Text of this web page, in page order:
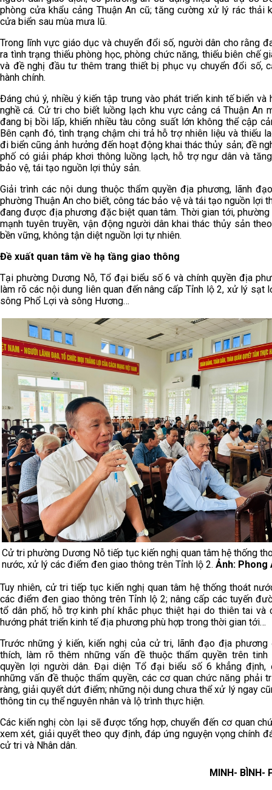
phòng cửa khẩu cảng Thuận An cũ; tăng cường xử lý rác thải
cửa biển sau mùa mưa lũ.
Trong lĩnh vực giáo dục và chuyển đổi số, người dân cho rằng
ra tình trạng thiếu phòng học, phòng chức năng, thiếu biên chế
và đề nghị đầu tư thêm trang thiết bị phục vụ chuyển đổi số,
hành chính.
Đáng chú ý, nhiều ý kiến tập trung vào phát triển kinh tế biển và
nghề cá. Cử tri cho biết luồng lạch khu vực cảng cá Thuận An
đang bị bồi lấp, khiến nhiều tàu công suất lớn không thể cập
Bên cạnh đó, tình trạng chậm chi trả hỗ trợ nhiên liệu và thiếu
đi biển cũng ảnh hưởng đến hoạt động khai thác thủy sản; đề
phố có giải pháp khơi thông luồng lạch, hỗ trợ ngư dân và
bảo vệ, tái tạo nguồn lợi thủy sản.
Giải trình các nội dung thuộc thẩm quyền địa phương, lãnh
phường Thuận An cho biết, công tác bảo vệ và tái tạo nguồn lợi
đang được địa phương đặc biệt quan tâm. Thời gian tới,
mạnh tuyên truyền, vận động người dân khai thác thủy sản
bền vững, không tận diệt nguồn lợi tự nhiên.
Đề xuất quan tâm về hạ tầng giao thông
Tại phường Dương Nỗ, Tổ đại biểu số 6 và chính quyền địa
làm rõ các nội dung liên quan đến nâng cấp Tỉnh lộ 2, xử lý sạt
sông Phổ Lợi và sông Hương…
Cử tri phường Dương Nỗ tiếp tục kiến nghị quan tâm hệ thống
nước, xử lý các điểm đen giao thông trên Tỉnh lộ 2. Ảnh: Phong
Tuy nhiên, cử tri tiếp tục kiến nghị quan tâm hệ thống thoát
các điểm đen giao thông trên Tỉnh lộ 2; nâng cấp các tuyến
tổ dân phố; hỗ trợ kinh phí khắc phục thiệt hại do thiên tai và
hướng phát triển kinh tế địa phương phù hợp trong thời gian tới…
Trước những ý kiến, kiến nghị của cử tri, lãnh đạo địa
thích, làm rõ thêm những vấn đề thuộc thẩm quyền trên tinh
quyền lợi người dân. Đại diện Tổ đại biểu số 6 khẳng định,
những vấn đề thuộc thẩm quyền, các cơ quan chức năng phải
ràng, giải quyết dứt điểm; những nội dung chưa thể xử lý ngay
thông tin cụ thể nguyên nhân và lộ trình thực hiện.
Các kiến nghị còn lại sẽ được tổng hợp, chuyển đến cơ quan
xem xét, giải quyết theo quy định, đáp ứng nguyện vọng chính
cử tri và Nhân dân.
MINH- BÌNH-